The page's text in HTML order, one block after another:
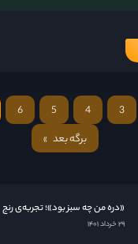
3
4
5
6
برگه بعد » از آخرالزمان
«دره من چه سبز بود»؛ تجربه‌ی رنج
۲۹ خرداد ۱۴۰۱